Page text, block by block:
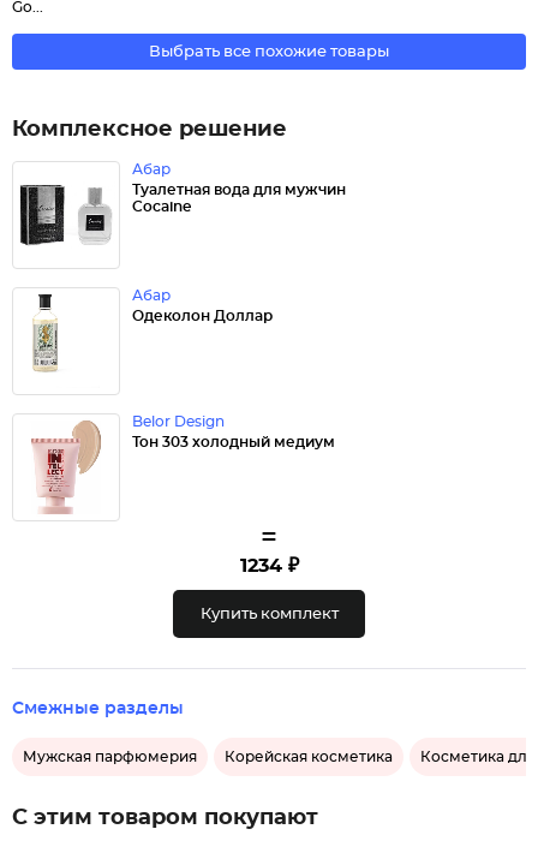
Go...
Выбрать все похожие товары
Комплексное решение
Абар
Туалетная вода для мужчин
Cocaine
Абар
Одеколон Доллар
Belor Design
Тон 303 холодный медиум
=
1234 ₽
Купить комплект
Смежные разделы
Мужская парфюмерия Корейская косметика Косметика
С этим товаром покупают